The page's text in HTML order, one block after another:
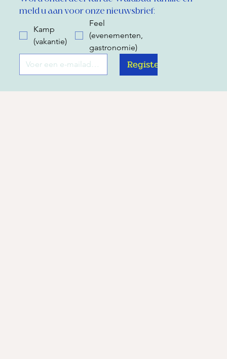
meld u aan voor onze nieuwsbrief:
Kamp
(vakantie)
Feel
(evenementen,
gastronomie)
Register